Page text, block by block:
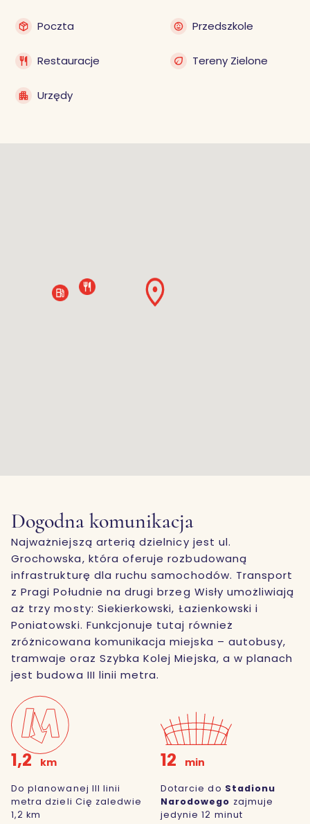
Poczta Przedszkole
Restauracje Tereny Zielone
Urzędy
Dogodna komunikacja
Najważniejszą arterią dzielnicy jest ul.
Grochowska, która oferuje rozbudowaną
infrastrukturę dla ruchu samochodów. Transport
z Pragi Południe na drugi brzeg Wisły umożliwiają
aż trzy mosty: Siekierkowski, Łazienkowski i
Poniatowski. Funkcjonuje tutaj również
zróżnicowana komunikacja miejska – autobusy,
tramwaje oraz Szybka Kolej Miejska, a w planach
jest budowa III linii metra.
1,2 km
Do planowanej III linii
metra dzieli Cię zaledwie
1,2 km
12 min
Dotarcie do Stadionu
Narodowego zajmuje
jedynie 12 minut